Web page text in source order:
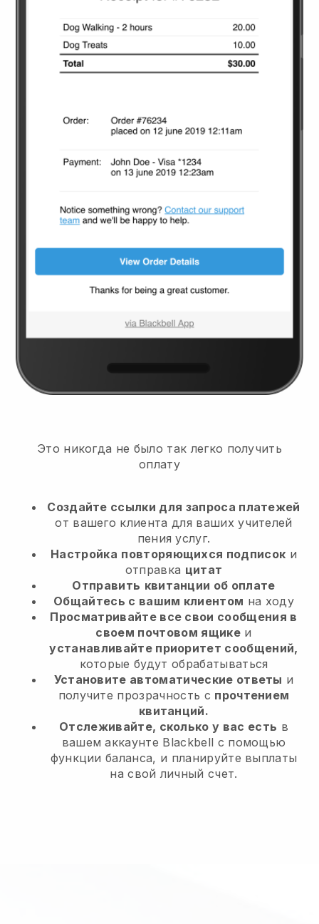
Это никогда не было так легко получить
оплату
Создайте ссылки для запроса платежей
от вашего клиента для ваших учителей
пения услуг.
Настройка повторяющихся подписок и
отправка цитат
Отправить квитанции об оплате
Общайтесь с вашим клиентом на ходу
Просматривайте все свои сообщения в
своем почтовом ящикеи
устанавливайте приоритет сообщений,
которые будут обрабатываться
Установите автоматические ответы и
получите прозрачность с прочтением
квитанций.
Отслеживайте, сколько у вас есть в
вашем аккаунте Blackbell с помощью
функции баланса, и планируйте выплаты
на свой личный счет.